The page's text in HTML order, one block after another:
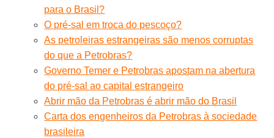
para o Brasil?
O pré-sal em troca do pescoço?
As petroleiras estrangeiras são menos corruptas
do que a Petrobras?
Governo Temer e Petrobras apostam na abertura
do pré-sal ao capital estrangeiro
Abrir mão da Petrobras é abrir mão do Brasil
Carta dos engenheiros da Petrobras à sociedade
brasileira